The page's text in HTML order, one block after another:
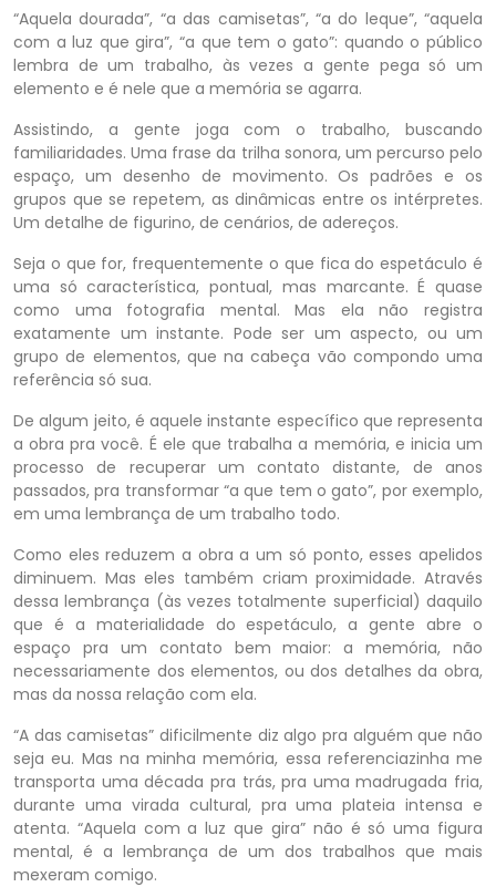
“Aquela dourada”, “a das camisetas”, “a do leque”, “aquela
com a luz que gira”, “a que tem o gato”: quando o público
lembra de um trabalho, às vezes a gente pega só um
elemento e é nele que a memória se agarra.
Assistindo, a gente joga com o trabalho, buscando
familiaridades. Uma frase da trilha sonora, um percurso pelo
espaço, um desenho de movimento. Os padrões e os
grupos que se repetem, as dinâmicas entre os intérpretes.
Um detalhe de figurino, de cenários, de adereços.
Seja o que for, frequentemente o que fica do espetáculo é
uma só característica, pontual, mas marcante. É quase
como uma fotografia mental. Mas ela não registra
exatamente um instante. Pode ser um aspecto, ou um
grupo de elementos, que na cabeça vão compondo uma
referência só sua.
De algum jeito, é aquele instante específico que representa
a obra pra você. É ele que trabalha a memória, e inicia um
processo de recuperar um contato distante, de anos
passados, pra transformar “a que tem o gato”, por exemplo,
em uma lembrança de um trabalho todo.
Como eles reduzem a obra a um só ponto, esses apelidos
diminuem. Mas eles também criam proximidade. Através
dessa lembrança (às vezes totalmente superficial) daquilo
que é a materialidade do espetáculo, a gente abre o
espaço pra um contato bem maior: a memória, não
necessariamente dos elementos, ou dos detalhes da obra,
mas da nossa relação com ela.
“A das camisetas” dificilmente diz algo pra alguém que não
seja eu. Mas na minha memória, essa referenciazinha me
transporta uma década pra trás, pra uma madrugada fria,
durante uma virada cultural, pra uma plateia intensa e
atenta. “Aquela com a luz que gira” não é só uma figura
mental, é a lembrança de um dos trabalhos que mais
mexeram comigo.